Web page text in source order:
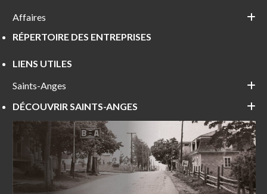
Affaires
RÉPERTOIRE DES ENTREPRISES
LIENS UTILES
Saints-Anges
DÉCOUVRIR SAINTS-ANGES